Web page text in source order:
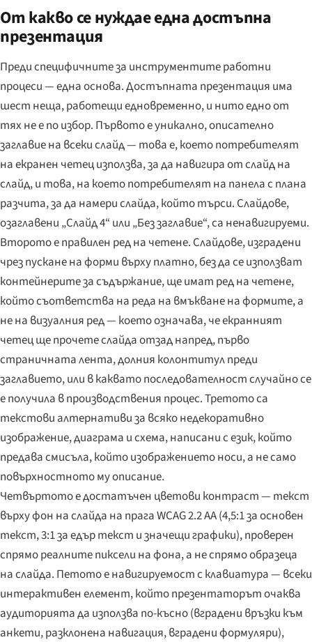
От какво се нуждае една достъпна
презентация
Преди специфичните за инструментите работни
процеси — една основа. Достъпната презентация има
шест неща, работещи едновременно, и нито едно от
тях не е по избор. Първото е уникално, описателно
заглавие на всеки слайд — това е, което потребителят
на екранен четец използва, за да навигира от слайд на
слайд, и това, на което потребителят на панела с плана
разчита, за да намери слайда, който търси. Слайдове,
озаглавени „Слайд 4“ или „Без заглавие“, са ненавигируеми.
Второто е правилен ред на четене. Слайдове, изградени
чрез пускане на форми върху платно, без да се използват
контейнерите за съдържание, ще имат ред на четене,
който съответства на реда на вмъкване на формите, а
не на визуалния ред — което означава, че екранният
четец ще прочете слайда отзад напред, първо
страничната лента, долния колонтитул преди
заглавието, или в каквато последователност случайно се
е получила в производствения процес. Третото са
текстови алтернативи за всяко недекоративно
изображение, диаграма и схема, написани с език, който
предава смисъла, който изображението носи, а не само
повърхностното му описание.
Четвъртото е достатъчен цветови контраст — текст
върху фон на слайда на прага WCAG 2.2 AA (4,5:1 за основен
текст, 3:1 за едър текст и значещи графики), проверен
спрямо реалните пиксели на фона, а не спрямо образеца
на слайда. Петото е навигируемост с клавиатура — всеки
интерактивен елемент, който презентаторът очаква
аудиторията да използва по-късно (вградени връзки към
анкети, разклонена навигация, вградени формуляри),